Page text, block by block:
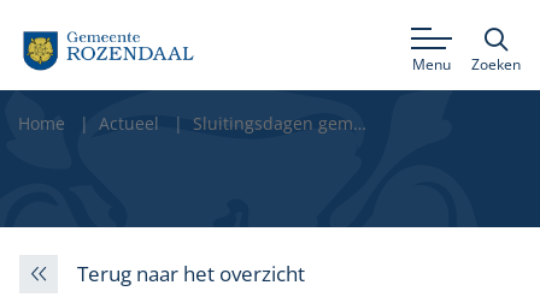
Menu Zoeken
Home Actueel Sluitingsdagen gemeentehuis in april en mei
Terug naar het overzicht